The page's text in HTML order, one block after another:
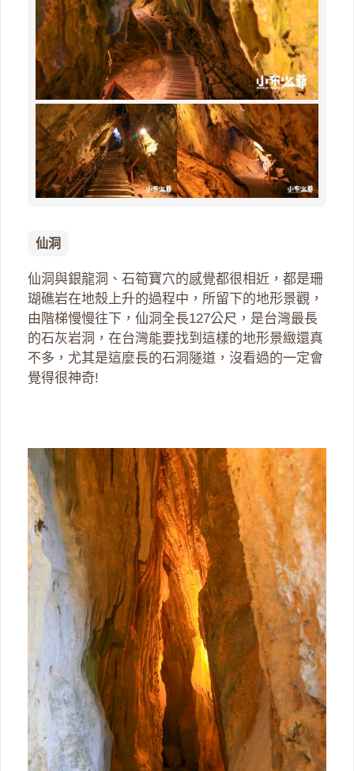
仙洞
仙洞與銀龍洞、石筍寶穴的感覺都很相近，都是珊
瑚礁岩在地殼上升的過程中，所留下的地形景觀，
由階梯慢慢往下，仙洞全長127公尺，是台灣最長
的石灰岩洞，在台灣能要找到這樣的地形景緻還真
不多，尤其是這麼長的石洞隧道，沒看過的一定會
覺得很神奇!